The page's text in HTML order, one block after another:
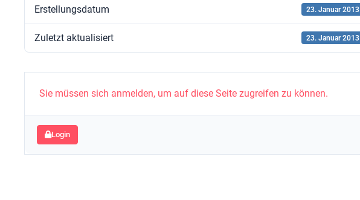
Erstellungsdatum 23. Januar 2013
Zuletzt aktualisiert 23. Januar 2013
Sie müssen sich anmelden, um auf diese Seite zugreifen zu können.
Login